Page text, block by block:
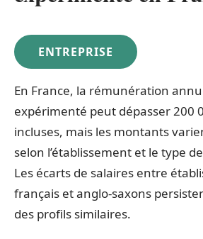
ENTREPRISE
En France, la rémunération
expérimenté peut dépasser 200
incluses, mais les montants
selon l’établissement et le type
Les écarts de salaires entre
français et anglo-saxons
des profils similaires.